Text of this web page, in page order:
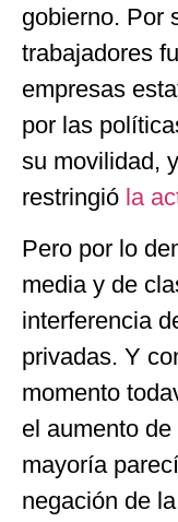
gobierno. Por
trabajadores
empresas
por las
su movilidad,
restringió la
Pero por lo
media y de
interferencia
privadas. Y
momento
el aumento
mayoría
negación de